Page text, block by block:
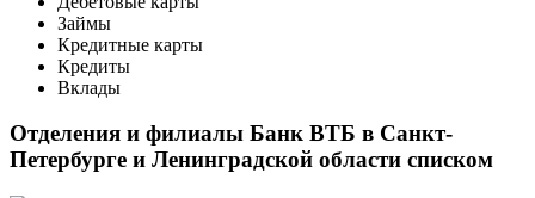
Займы
Кредитные карты
Кредиты
Вклады
Отделения и филиалы Банк ВТБ в Санкт-
Петербурге и Ленинградской области списком